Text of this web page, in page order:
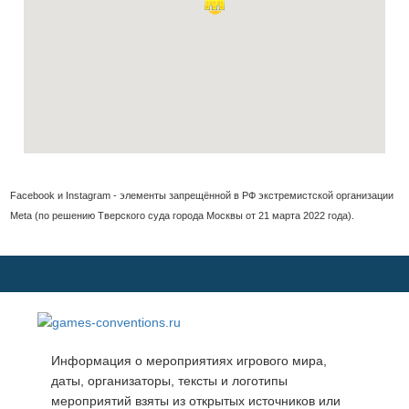
Facebook и Instagram - элементы запрещённой в РФ экстремистской организации
Meta (по решению Тверского суда города Москвы от 21 марта 2022 года).
Информация о мероприятиях игрового мира,
даты, организаторы, тексты и логотипы
мероприятий взяты из открытых источников или